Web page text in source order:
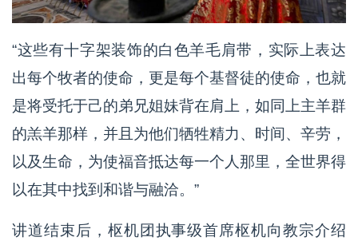
“这些有十字架装饰的白色羊毛肩带，实际上表达
出每个牧者的使命，更是每个基督徒的使命，也就
是将受托于己的弟兄姐妹背在肩上，如同上主羊群
的羔羊那样，并且为他们牺牲精力、时间、辛劳，
以及生命，为使福音抵达每一个人那里，全世界得
以在其中找到和谐与融洽。”
讲道结束后，枢机团执事级首席枢机向教宗介绍